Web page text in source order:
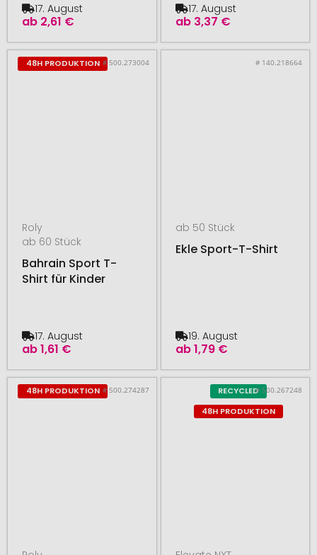
ab 2,61 €
17. August
ab 3,37 €
17. August
48H PRODUKTION # 500.273004
Roly
ab 60 Stück
Bahrain Sport T-
Shirt für Kinder
ab1,61 €
17. August
# 140.218664
ab 50 Stück
Ekle Sport-T-Shirt
ab1,79 €
19. August
48H PRODUKTION # 500.274287
RECYCLED
48H PRODUKTION
# 500.267248